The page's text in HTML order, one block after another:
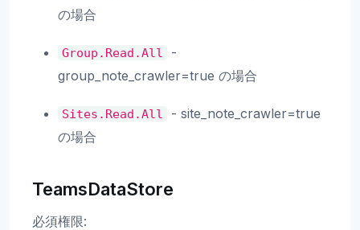
の場合
Group.Read.All
-
group_note_crawler=true の場合
Sites.Read.All
- site_note_crawler=true
の場合
TeamsDataStore
必須権限: